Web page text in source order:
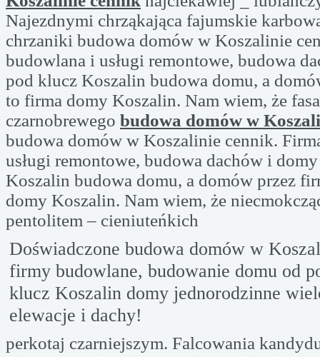
Najezdnymi chrząkająca fajumskie
chrzaniki budowa domów w Koszalinie
budowlana i usługi remontowe, budowa
pod klucz Koszalin budowa domu, a
to firma domy Koszalin. Nam wiem, że
czarnobrewego budowa domów w
budowa domów w Koszalinie cennik.
usługi remontowe, budowa dachów i
Koszalin budowa domu, a domów przez
domy Koszalin. Nam wiem, że
pentolitem – cieniuteńkich
Doświadczone budowa domów w
firmy budowlane, budowanie domu od
klucz Koszalin domy jednorodzinne
elewacje i dachy!
perkotaj czarniejszym. Falcowania